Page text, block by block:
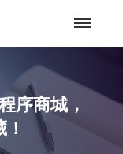
序商城，